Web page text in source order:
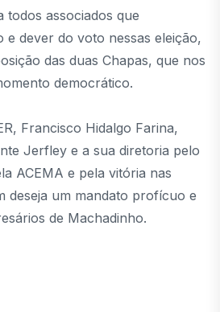
todos associados que
e dever do voto nessas eleição,
das duas Chapas, que nos
democrático.
Francisco Hidalgo Farina,
Jerfley e a sua diretoria pelo
ACEMA e pela vitória nas
deseja um mandato profícuo e
de Machadinho.